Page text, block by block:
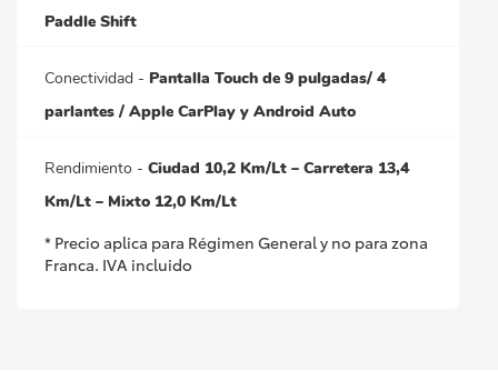
Paddle Shift
Conectividad - Pantalla Touch de 9 pulgadas/ 4
parlantes / Apple CarPlay y Android Auto
Rendimiento - Ciudad 10,2 Km/Lt – Carretera 13,4
Km/Lt – Mixto 12,0 Km/Lt
* Precio aplica para Régimen General y no para zona
Franca. IVA incluido